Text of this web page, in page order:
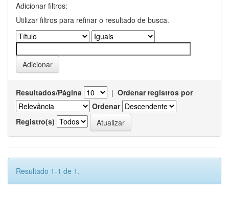
Adicionar filtros:
Utilizar filtros para refinar o resultado de busca.
Resultados/Página | Ordenar registros por
Ordenar
Registro(s)
Resultado 1-1 de 1.